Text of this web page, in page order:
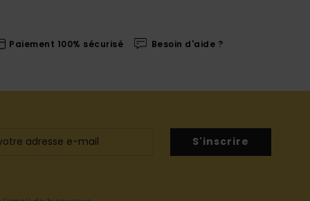
Paiement 100% sécurisé Besoin d'aide ?
S'inscrire